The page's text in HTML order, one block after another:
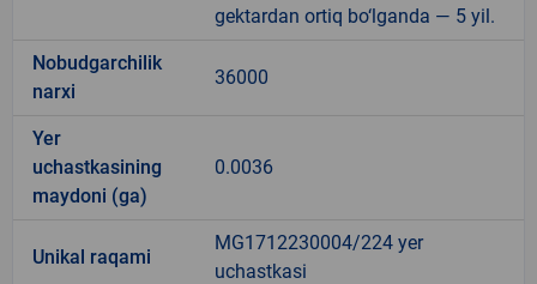
gektardan ortiq bo‘lganda — 5 yil.
Nobudgarchilik
narxi
36000
Yer
uchastkasining
maydoni (ga)
0.0036
Unikal raqami
MG1712230004/224 yer
uchastkasi